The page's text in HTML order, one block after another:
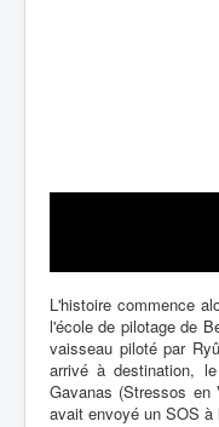
L'histoire commence
l'école de pilotage de
vaisseau piloté par
arrivé à destination,
Gavanas (Stressos
avait envoyé un SOS à